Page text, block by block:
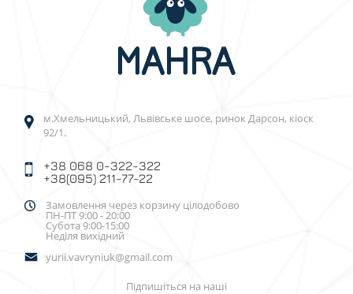
м.Хмельницький, Львівське шосе, ринок Дарсон, кіоск
92/1.
+38 068 0-322-322
+38(095) 211-77-22
Замовлення через корзину цілодобово
ПН-ПТ 9:00 - 20:00
Субота 9:00-15:00
Неділя вихідний
yurii.vavryniuk@gmail.com
Підпишіться на наші